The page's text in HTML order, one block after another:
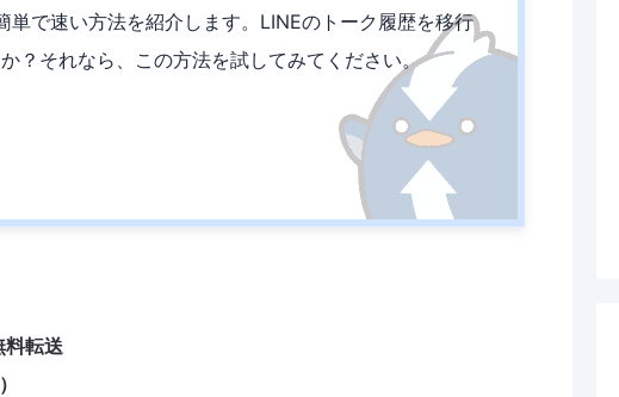
で速い方法を紹介します。LINEのトーク履歴を移行
？それなら、この方法を試してみてください。
料転送